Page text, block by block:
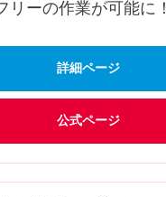
リーの作業が可能に！
詳細ページ
公式ページ